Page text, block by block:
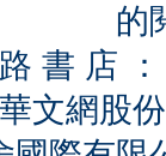
的
書 店
文網股